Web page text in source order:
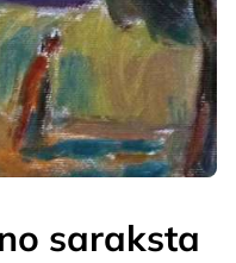
saraksta